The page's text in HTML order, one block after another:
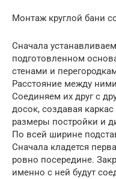
Монтаж круглой бани
Сначала
подготовленном
стенами и
Расстояние между
Соединяем их друг с
досок, создавая
размеры постройки и
По всей ширине
Сначала кладется
ровно посередине.
именно с ней будут